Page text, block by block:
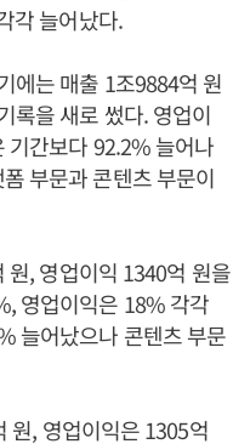
각 늘어났다.
에는 매출 1조9884억 원
록을 새로 썼다. 영업이
기간보다 92.2% 늘어나
부문과 콘텐츠 부문이
, 영업이익 1340억 원을
영업이익은 18% 각각
늘어났으나 콘텐츠 부문
원, 영업이익은 1305억